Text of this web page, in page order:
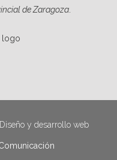
de Zaragoza
y desarrollo web